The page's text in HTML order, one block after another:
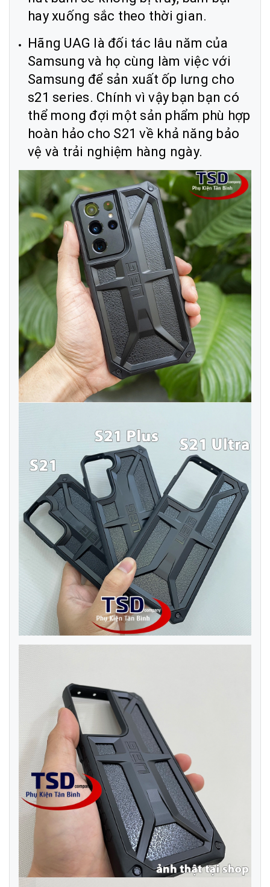
hay xuống sắc theo thời gian.
Hãng UAG là đối tác lâu năm của
Samsung và họ cùng làm việc với
Samsung để sản xuất ốp lưng cho
s21 series. Chính vì vậy bạn bạn có
thể mong đợi một sản phẩm phù hợp
hoàn hảo cho S21 về khả năng bảo
vệ và trải nghiệm hàng ngày.